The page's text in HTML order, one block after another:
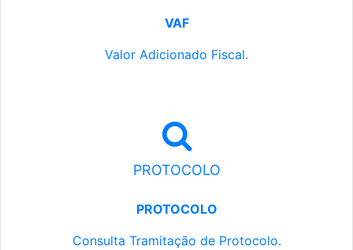
VAF
Valor Adicionado Fiscal.
PROTOCOLO
PROTOCOLO
Consulta Tramitação de Protocolo.